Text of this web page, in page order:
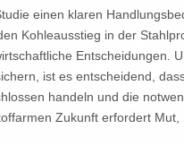
einen klaren
Kohleausstieg in der
Entscheidungen.
ist es entscheidend,
handeln und die
Zukunft erfordert Mut,